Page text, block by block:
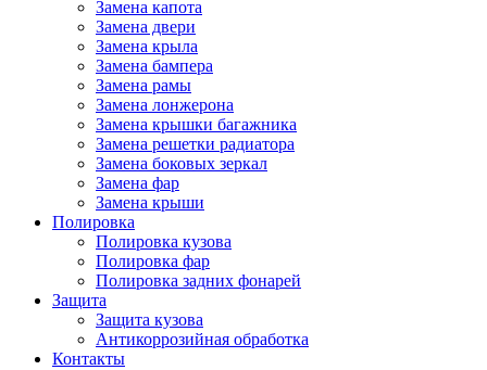
Замена капота
Замена двери
Замена крыла
Замена бампера
Замена рамы
Замена лонжерона
Замена крышки багажника
Замена решетки радиатора
Замена боковых зеркал
Замена фар
Замена крыши
Полировка
Полировка кузова
Полировка фар
Полировка задних фонарей
Защита
Защита кузова
Антикоррозийная обработка
Контакты